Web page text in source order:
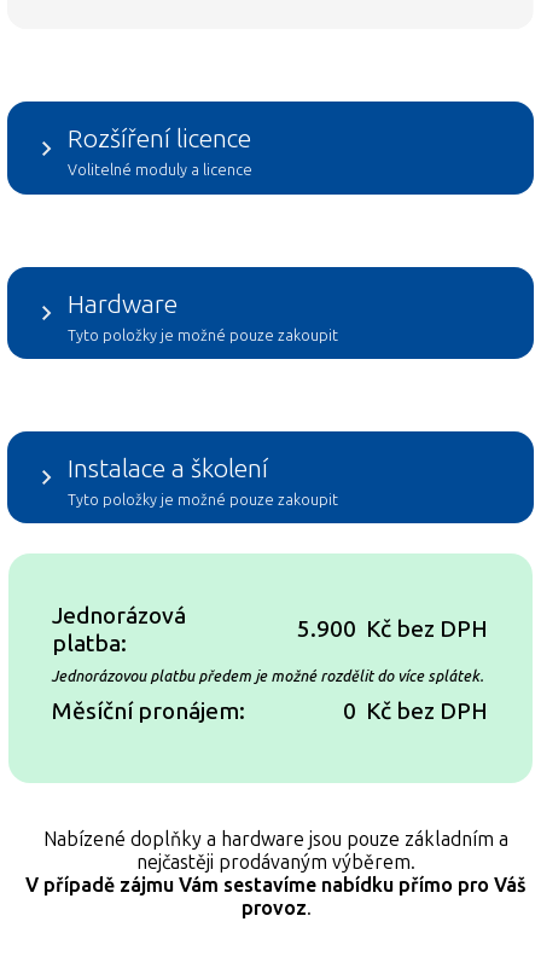
Rozšíření licence
Volitelné moduly a licence
Hardware
Tyto položky je možné pouze zakoupit
Instalace a školení
Tyto položky je možné pouze zakoupit
Jednorázová
platba:
5.900 Kč bez DPH
Jednorázovou platbu předem je možné rozdělit do více splátek.
Měsíční pronájem: 0 Kč bez DPH
Nabízené doplňky a hardware jsou pouze základním a
nejčastěji prodávaným výběrem.
V případě zájmu Vám sestavíme nabídku přímo pro Váš
provoz.